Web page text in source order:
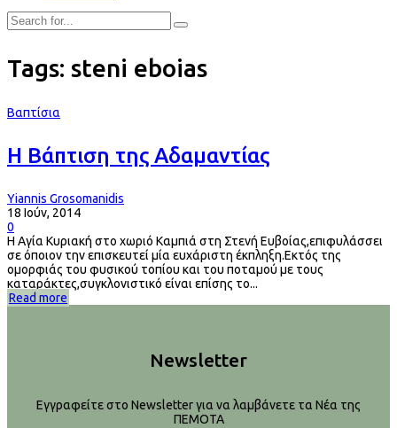
Tags: steni eboias
Βαπτίσια
Η Βάπτιση της Αδαμαντίας
Yiannis Grosomanidis
18 Ιούν, 2014
0
Η Αγία Κυριακή στο χωριό Καμπιά στη Στενή Ευβοίας,επιφυλάσσει
σε όποιον την επισκευτεί μία ευχάριστη έκπληξη.Εκτός της
ομορφιάς του φυσικού τοπίου και του ποταμού με τους
καταράκτες,συγκλονιστικό είναι επίσης το...
Read more
Newsletter
Εγγραφείτε στο Newsletter για να λαμβάνετε τα Νέα της
ΠΕΜΟΤΑ